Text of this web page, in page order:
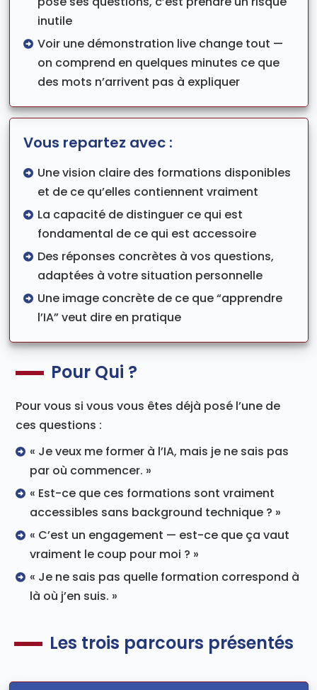
inutile
Voir une démonstration live change tout —
on comprend en quelques minutes ce que
des mots n’arrivent pas à expliquer
Vous repartez avec :
Une vision claire des formations disponibles
et de ce qu’elles contiennent vraiment
La capacité de distinguer ce qui est
fondamental de ce qui est accessoire
Des réponses concrètes à vos questions,
adaptées à votre situation personnelle
Une image concrète de ce que “apprendre
l’IA” veut dire en pratique
Pour Qui ?
Pour vous si vous vous êtes déjà posé l’une de
ces questions :
« Je veux me former à l’IA, mais je ne sais pas
par où commencer. »
« Est-ce que ces formations sont vraiment
accessibles sans background technique ? »
« C’est un engagement — est-ce que ça vaut
vraiment le coup pour moi ? »
« Je ne sais pas quelle formation correspond à
là où j’en suis. »
Les trois parcours présentés